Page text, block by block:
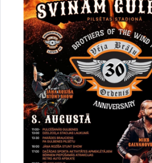
Vai šī informācija bija